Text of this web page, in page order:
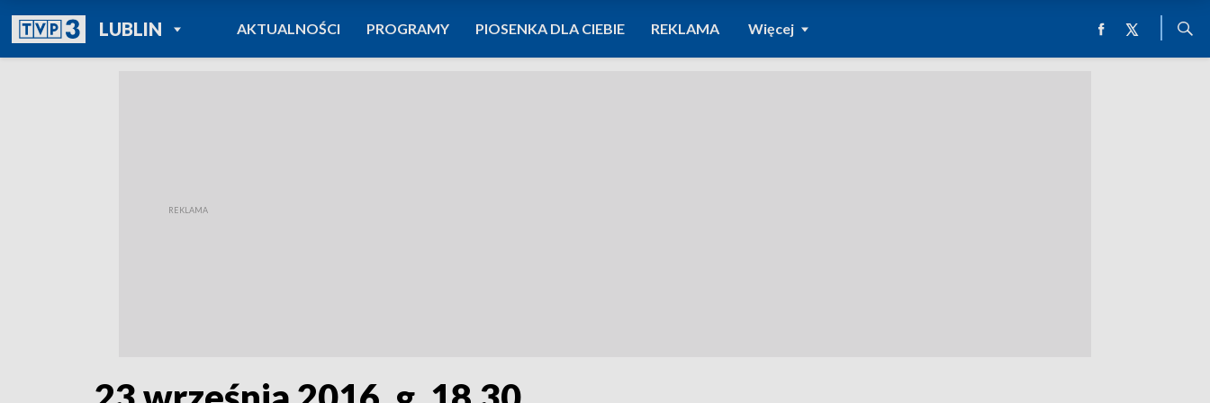
LUBLINPOWRÓT DO
TVP REGIONY
AKTUALNOŚCI PROGRAMY PIOSENKA DLA CIEBIE REKLAMA Więcej